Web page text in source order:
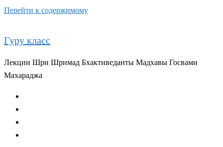
Перейти к содержимому
Гуру класс
Лекции Шри Шримад Бхактиведанты Мадхавы Госвами
Махараджа